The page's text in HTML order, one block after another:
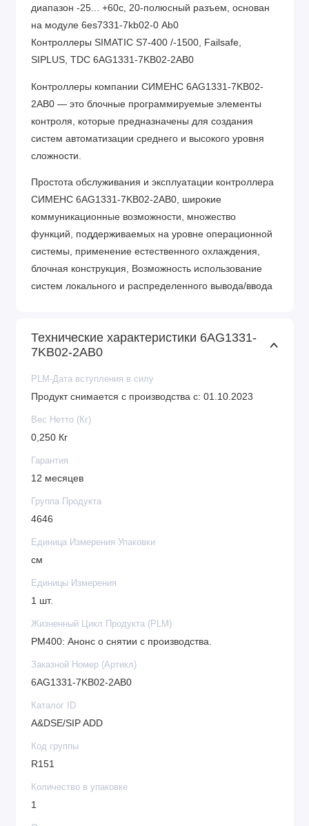
диапазон -25... +60с, 20-полюсный разъем, основан
на модуле 6es7331-7kb02-0 Аb0
Контроллеры SIMATIC S7-400 /-1500, Failsafe,
SIPLUS, TDC 6AG1331-7KB02-2AB0
Контроллеры компании СИМЕНС 6AG1331-7KB02-
2AB0 — это блочные программируемые элементы
контроля, которые предназначены для создания
систем автоматизации среднего и высокого уровня
сложности.
Простота обслуживания и эксплуатации контроллера
СИМЕНС 6AG1331-7KB02-2AB0, широкие
коммуникационные возможности, множество
функций, поддерживаемых на уровне операционной
системы, применение естественного охлаждения,
блочная конструкция, Возможность использование
систем локального и распределенного вывода/ввода
контроля в разнообразных сферах промышленного
производства.
Особенности контроллеров SIEMENS:
возможностей;
Поиск неисправностей (встроенная);
Модульная конструкция, гарантирующая
гибкость программирования;
Напряжение питания прибора: 24 V;
Простота монтажа.
Технические характеристики 6AG1331-
7KB02-2AB0
PLM-Дата вступления в силу
Продукт снимается с производства с: 01.10.2023
Вес Нетто (Кг)
0,250 Кг
Гарантия
12 месяцев
Группа Продукта
4646
Единица Измерения Упаковки
см
Единицы Измерения
1 шт.
Жизненный Цикл Продукта (PLM)
PM400: Анонс о снятии с производства.
Заказной Номер (Артикл)
6AG1331-7KB02-2AB0
Каталог ID
A&DSE/SIP ADD
Код группы
R151
Количество в упаковке
1